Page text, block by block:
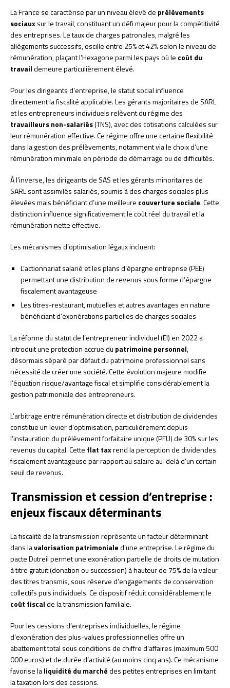
La France se caractérise par un niveau élevé de prélèvements
sociauxsur le travail, constituant un défi majeur pour la compétitivité
des entreprises. Le taux de charges patronales, malgré les
allègements successifs, oscille entre 25% et 42% selon le niveau de
rémunération, plaçant l’Hexagone parmi les pays où le coût du
travaildemeure particulièrement élevé.
Pour les dirigeants d’entreprise, le statut social influence
directement la fiscalité applicable. Les gérants majoritaires de SARL
et les entrepreneurs individuels relèvent du régime des
travailleurs non-salariés(TNS), avec des cotisations calculées sur
leur rémunération effective. Ce régime offre une certaine flexibilité
dans la gestion des prélèvements, notamment via le choix d’une
rémunération minimale en période de démarrage ou de difficultés.
À l’inverse, les dirigeants de SAS et les gérants minoritaires de
SARL sont assimilés salariés, soumis à des charges sociales plus
élevées mais bénéficiant d’une meilleure couverture sociale. Cette
distinction influence significativement le coût réel du travail et la
rémunération nette effective.
Les mécanismes d’optimisation légaux incluent:
L’actionnariat salarié et les plans d’épargne entreprise (PEE)
permettant une distribution de revenus sous forme d’épargne
fiscalement avantageuse
Les titres-restaurant, mutuelles et autres avantages en nature
bénéficiant d’exonérations partielles de charges sociales
La réforme du statut de l’entrepreneur individuel (EI) en 2022 a
introduit une protection accrue du patrimoine personnel,
désormais séparé par défaut du patrimoine professionnel sans
nécessité de créer une société. Cette évolution majeure modifie
l’équation risque/avantage fiscal et simplifie considérablement la
gestion patrimoniale des entrepreneurs.
L’arbitrage entre rémunération directe et distribution de dividendes
constitue un levier d’optimisation, particulièrement depuis
l’instauration du prélèvement forfaitaire unique (PFU) de 30% sur les
revenus du capital. Cette flat taxrend la perception de dividendes
fiscalement avantageuse par rapport au salaire au-delà d’un certain
seuil de revenus.
Transmission et cession d’entreprise :
enjeux fiscaux déterminants
La fiscalité de la transmission représente un facteur déterminant
dans lavalorisation patrimonialed’une entreprise. Le régime du
pacte Dutreil permet une exonération partielle de droits de mutation
à titre gratuit (donation ou succession) à hauteur de 75% de la valeur
des titres transmis, sous réserve d’engagements de conservation
collectifs puis individuels. Ce dispositif réduit considérablement le
coût fiscalde la transmission familiale.
Pour les cessions d’entreprises individuelles, le régime
d’exonération des plus-values professionnelles offre un
abattement total sous conditions de chiffre d’affaires (maximum 500
000 euros) et de durée d’activité (au moins cinq ans). Ce mécanisme
favorise laliquidité du marchédes petites entreprises en limitant
la taxation lors des cessions.